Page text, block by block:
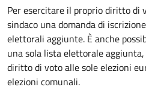
Per esercitare il proprio diritto di
sindaco una domanda di
elettorali aggiunte. È anche
una sola lista elettorale
diritto di voto alle sole elezioni
elezioni comunali.